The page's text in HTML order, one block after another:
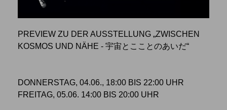
PREVIEW ZU DER AUSSTELLUNG „ZWISCHEN
KOSMOS UND NÄHE - 宇宙とこことのあいだ“
DONNERSTAG, 04.06., 18:00 BIS 22:00 UHR
FREITAG, 05.06. 14:00 BIS 20:00 UHR